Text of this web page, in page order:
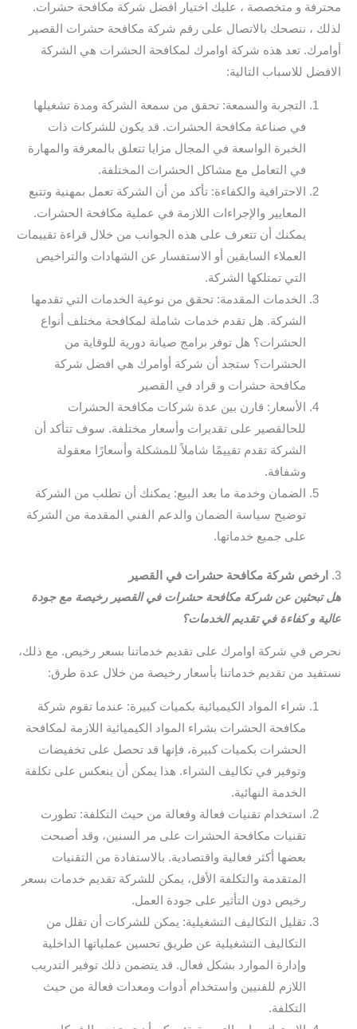
محترفة و متخصصة ، عليك اختيار افضل شركة مكافحة حشرات.
لذلك ، ننصحك بالاتصال على رقم شركة مكافحة حشرات القصير
أوامرك. تعد هذه شركة اوامرك لمكافحة الحشرات هي الشركة
الافضل للاسباب التالية:
التجربة والسمعة: تحقق من سمعة الشركة ومدة تشغيلها
في صناعة مكافحة الحشرات. قد يكون للشركات ذات
الخبرة الواسعة في المجال مزايا تتعلق بالمعرفة والمهارة
في التعامل مع مشاكل الحشرات المختلفة.
الاحترافية والكفاءة: تأكد من أن الشركة تعمل بمهنية وتتبع
المعايير والإجراءات اللازمة في عملية مكافحة الحشرات.
يمكنك أن تتعرف على هذه الجوانب من خلال قراءة تقييمات
العملاء السابقين أو الاستفسار عن الشهادات والتراخيص
التي تمتلكها الشركة.
الخدمات المقدمة: تحقق من نوعية الخدمات التي تقدمها
الشركة. هل تقدم خدمات شاملة لمكافحة مختلف أنواع
الحشرات؟ هل توفر برامج صيانة دورية للوقاية من
الحشرات؟ ستجد أن شركة أوامرك هي افضل شركة
مكافحة حشرات و قراد في القصير
الأسعار: قارن بين عدة شركات مكافحة الحشرات
للحالقصير على تقديرات وأسعار مختلفة. سوف تتأكد أن
الشركة تقدم تقييمًا شاملاً للمشكلة وأسعارًا معقولة
وشفافة.
الضمان وخدمة ما بعد البيع: يمكنك أن تطلب من الشركة
توضيح سياسة الضمان والدعم الفني المقدمة من الشركة
على جميع خدماتها.
3.
ارخص شركة مكافحة حشرات في القصير
هل تبحثين عن شركة مكافحة حشرات في القصير رخيصة مع جودة
عالية و كفاءة في تقديم الخدمات؟
نحرص في شركة اوامرك على تقديم خدماتنا بسعر رخيص. مع ذلك،
نستفيد من تقديم خدماتنا بأسعار رخيصة من خلال عدة طرق:
شراء المواد الكيميائية بكميات كبيرة: عندما تقوم شركة
مكافحة الحشرات بشراء المواد الكيميائية اللازمة لمكافحة
الحشرات بكميات كبيرة، فإنها قد تحصل على تخفيضات
وتوفير في تكاليف الشراء. هذا يمكن أن ينعكس على تكلفة
الخدمة النهائية.
استخدام تقنيات فعالة وفعالة من حيث التكلفة: تطورت
تقنيات مكافحة الحشرات على مر السنين، وقد أصبحت
بعضها أكثر فعالية واقتصادية. بالاستفادة من التقنيات
المتقدمة والتكلفة الأقل، يمكن للشركة تقديم خدمات بسعر
رخيص دون التأثير على جودة العمل.
تقليل التكاليف التشغيلية: يمكن للشركات أن تقلل من
التكاليف التشغيلية عن طريق تحسين عملياتها الداخلية
وإدارة الموارد بشكل فعال. قد يتضمن ذلك توفير التدريب
اللازم للفنيين واستخدام أدوات ومعدات فعالة من حيث
التكلفة.